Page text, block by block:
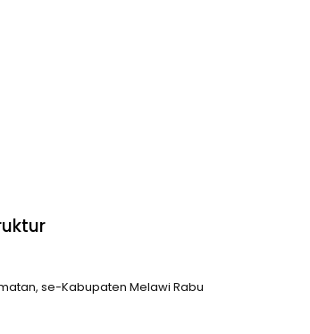
se-Kabupaten Melawi Rabu